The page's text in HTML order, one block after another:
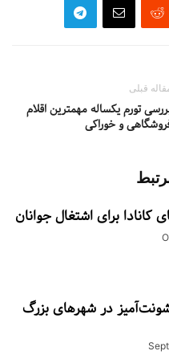
قبلی
تورم یکساله مهمترین اقلام
و خوراکی
کانادا برای اشتغال جوانان
در شهرهای بزرگ